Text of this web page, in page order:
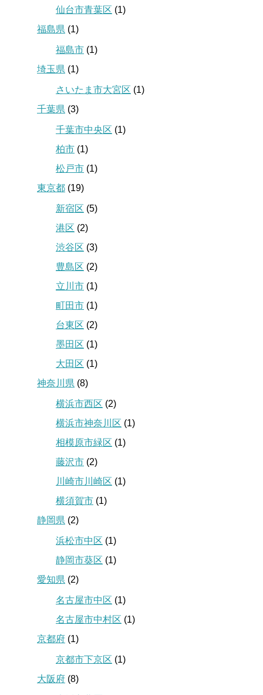
仙台市青葉区 (1)
福島県 (1)
福島市 (1)
埼玉県 (1)
さいたま市大宮区 (1)
千葉県 (3)
千葉市中央区 (1)
柏市 (1)
松戸市 (1)
東京都 (19)
新宿区 (5)
港区 (2)
渋谷区 (3)
豊島区 (2)
立川市 (1)
町田市 (1)
台東区 (2)
墨田区 (1)
大田区 (1)
神奈川県 (8)
横浜市西区 (2)
横浜市神奈川区 (1)
相模原市緑区 (1)
藤沢市 (2)
川崎市川崎区 (1)
横須賀市 (1)
静岡県 (2)
浜松市中区 (1)
静岡市葵区 (1)
愛知県 (2)
名古屋市中区 (1)
名古屋市中村区 (1)
京都府 (1)
京都市下京区 (1)
大阪府 (8)